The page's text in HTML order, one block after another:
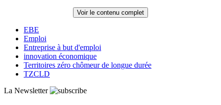
Voir le contenu complet
EBE
Emploi
Entreprise à but d'emploi
innovation économique
Territoires zéro chômeur de longue durée
TZCLD
La Newsletter